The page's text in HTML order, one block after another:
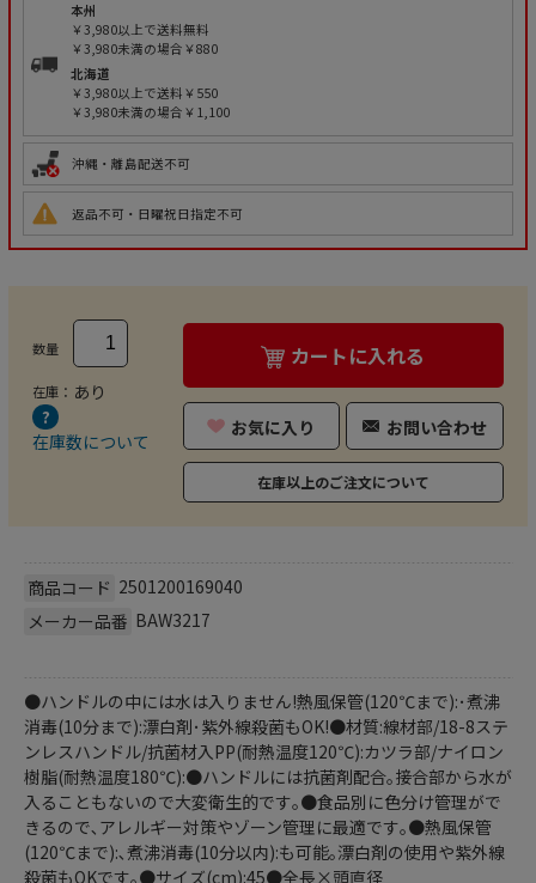
本州
￥3,980以上で送料無料
￥3,980未満の場合￥880
北海道
￥3,980以上で送料￥550
￥3,980未満の場合￥1,100
沖縄・離島配送不可
返品不可・日曜祝日指定不可
数量
在庫： あり
在庫数について
カートに入れる
お気に入り お問い合わせ
在庫以上のご注文について
商品コード 2501200169040
メーカー品番 BAW3217
●ハンドルの中には水は入りません!熱風保管(120℃まで):･煮沸
消毒(10分まで):漂白剤･紫外線殺菌もOK!●材質:線材部/18-8ステ
ンレスハンドル/抗菌材入PP(耐熱温度120℃):カツラ部/ナイロン
樹脂(耐熱温度180℃):●ハンドルには抗菌剤配合｡接合部から水が
入ることもないので大変衛生的です｡●食品別に色分け管理がで
きるので､アレルギー対策やゾーン管理に最適です｡●熱風保管
(120℃まで):､煮沸消毒(10分以内):も可能｡漂白剤の使用や紫外線
殺菌もOKです｡●サイズ(cm):45●全長×頭直径